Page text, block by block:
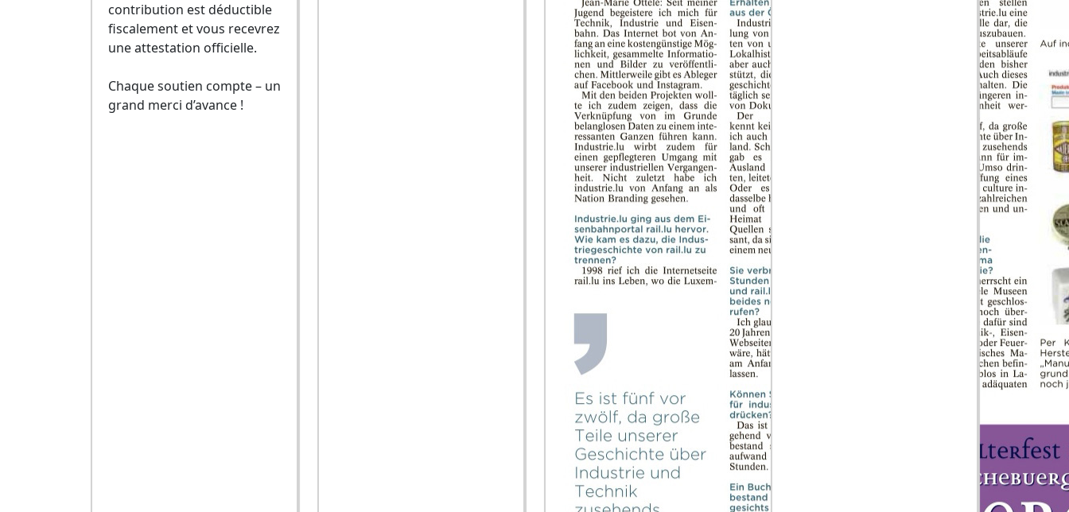
contribution est déductible
fiscalement et vous recevrez
une attestation officielle.
Chaque soutien compte – un
grand merci d’avance !